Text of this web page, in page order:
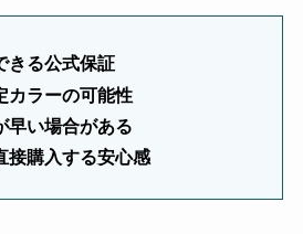
きる公式保証
カラーの可能性
早い場合がある
接購入する安心感